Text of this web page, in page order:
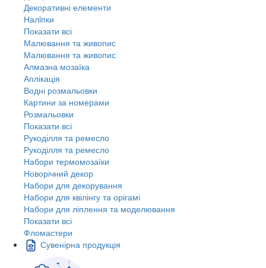
Декоративні елементи
Налiпки
Показати всі
Малювання та живопис
Малювання та живопис
Алмазна мозаїка
Аплікація
Водні розмальовки
Картини за номерами
Розмальовки
Показати всі
Рукоділля та ремесло
Рукоділля та ремесло
Набори термомозаїки
Новорічний декор
Набори для декорування
Набори для квілінгу та орігамі
Набори для ліплення та моделювання
Показати всі
Фломастери
Сувенірна продукція